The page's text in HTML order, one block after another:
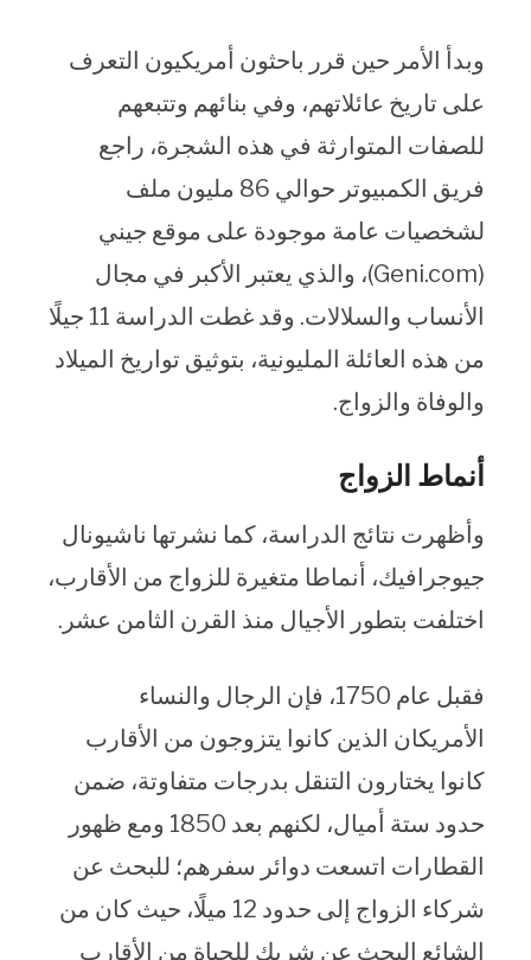
وبدأ الأمر حين قرر باحثون أمريكيون التعرف
على تاريخ عائلاتهم، وفي بنائهم وتتبعهم
للصفات المتوارثة في هذه الشجرة، راجع
فريق الكمبيوتر حوالي 86 مليون ملف
لشخصيات عامة موجودة على موقع جيني
(Geni.com)، والذي يعتبر الأكبر في مجال
الأنساب والسلالات. وقد غطت الدراسة 11 جيلًا
من هذه العائلة المليونية، بتوثيق تواريخ الميلاد
والوفاة والزواج.
أنماط الزواج
وأظهرت نتائج الدراسة، كما نشرتها ناشيونال
جيوجرافيك، أنماطا متغيرة للزواج من الأقارب،
اختلفت بتطور الأجيال منذ القرن الثامن عشر.
فقبل عام 1750، فإن الرجال والنساء
الأمريكان الذين كانوا يتزوجون من الأقارب
كانوا يختارون التنقل بدرجات متفاوتة، ضمن
حدود ستة أميال، لكنهم بعد 1850 ومع ظهور
القطارات اتسعت دوائر سفرهم؛ للبحث عن
شركاء الزواج إلى حدود 12 ميلًا، حيث كان من
الشائع البحث عن شريك للحياة من الأقارب